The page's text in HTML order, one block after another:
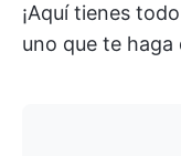
¡Aquí tienes
uno que te haga